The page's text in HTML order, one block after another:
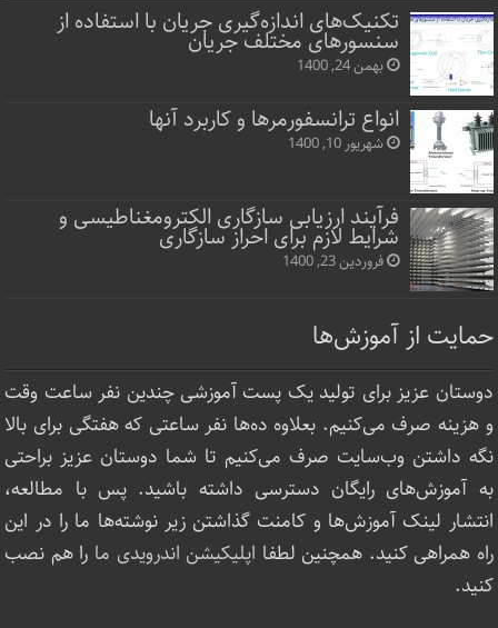
تکنیک‌های اندازه‌گیری جریان با استفاده از
سنسورهای مختلف جریان
بهمن 24, 1400
انواع ترانسفورمرها و کاربرد آنها
شهریور 10, 1400
فرآیند ارزیابی سازگاری الکترومغناطیسی و
شرایط لازم برای احراز سازگاری
فروردین 23, 1400
حمایت از آموزش‌ها
دوستان عزیز برای تولید یک پست آموزشی چندین نفر ساعت‌ وقت
و هزینه صرف می‌کنیم. بعلاوه ده‌ها نفر ساعتی که هفتگی برای بالا
نگه داشتن وب‌سایت صرف ‌می‌کنیم تا شما دوستان عزیز براحتی
به آموزش‌های رایگان دسترسی داشته باشید. پس با مطالعه،
انتشار لینک‌ آموزش‌ها و کامنت گذاشتن زیر نوشته‌‌ها ما را در این
راه همراهی کنید. همچنین لطفا اپلیکیشن اندرویدی ما را هم نصب
کنید.